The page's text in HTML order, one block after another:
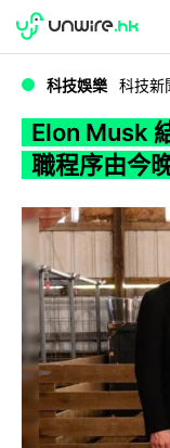
WWDC 2026
科技娛樂 科技新
Elon Musk
職程序由今